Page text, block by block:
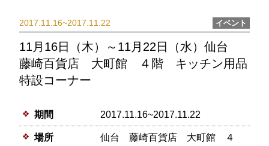
2017.11.16~2017.11.22 イベント
11月16日（木）～11月22日（水）仙台
藤崎百貨店 大町館 ４階 キッチン用品
特設コーナー
期間 2017.11.16~2017.11.22
場所
仙台 藤崎百貨店 大町館 ４